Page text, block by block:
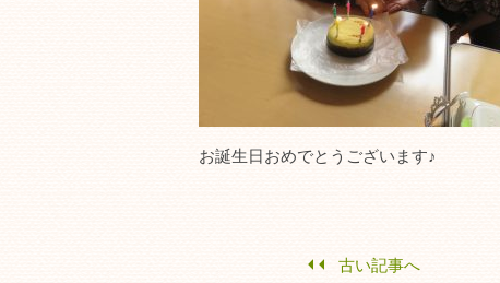
お誕生日おめでとうございます♪
古い記事へ